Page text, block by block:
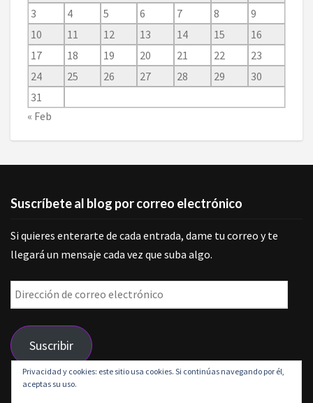
3
4 5 6 7 8
9
10
11 12 13 14 15
16
17
18 19 20 21 22
23
24
25 26 27 28 29
30
31
« Feb
Suscríbete al blog por correo electrónico
Si quieres enterarte de cada entrada, dame tu correo y te
llegará un mensaje cada vez que suba algo.
Dirección
de
correo
electrónico
Suscribir
Únete a otros 9 suscriptores
Privacidad y cookies: este sitio usa cookies. Si continúas navegando por él,
aceptas su uso.